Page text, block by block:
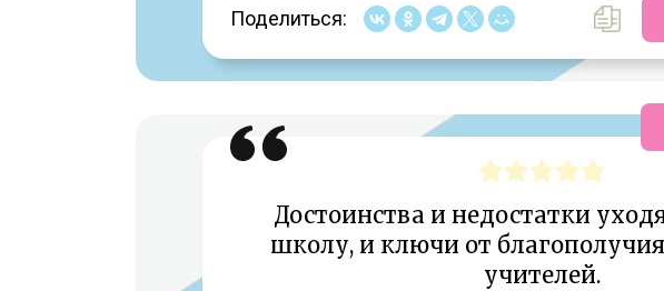
Поделиться:
Достоинства и недостатки
школу, и ключи от
учителей.